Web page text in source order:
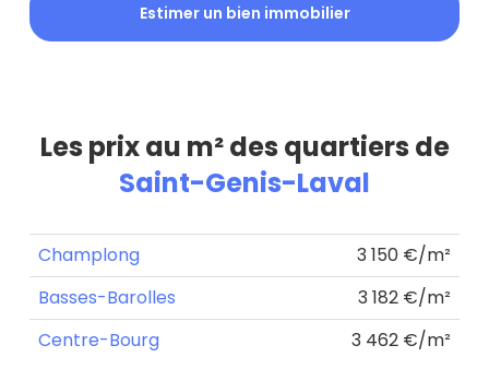
Estimer un bien immobilier
Les prix au m² des quartiers de
Saint-Genis-Laval
Champlong
3 150 €/m²
Basses-Barolles
3 182 €/m²
Centre-Bourg
3 462 €/m²